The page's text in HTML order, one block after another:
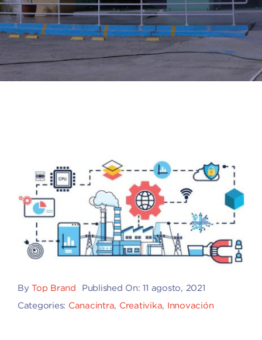
ByTop Brand
Published On: 11 agosto, 2021
Categories: Canacintra Creativika Innovación